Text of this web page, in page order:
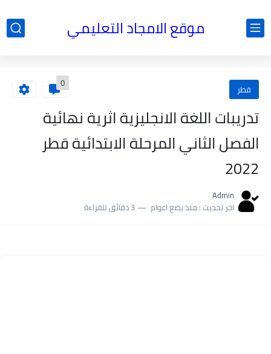
موقع الامجاد التعليمي
قطر 0
تدريبات اللغة الانجليزية اثرية نهائية
الفصل الثاني المرحلة الابتدائية قطر
2022
Admin
اخر تحديث :منذ بضع اعوام 3 دقائق للقراءة